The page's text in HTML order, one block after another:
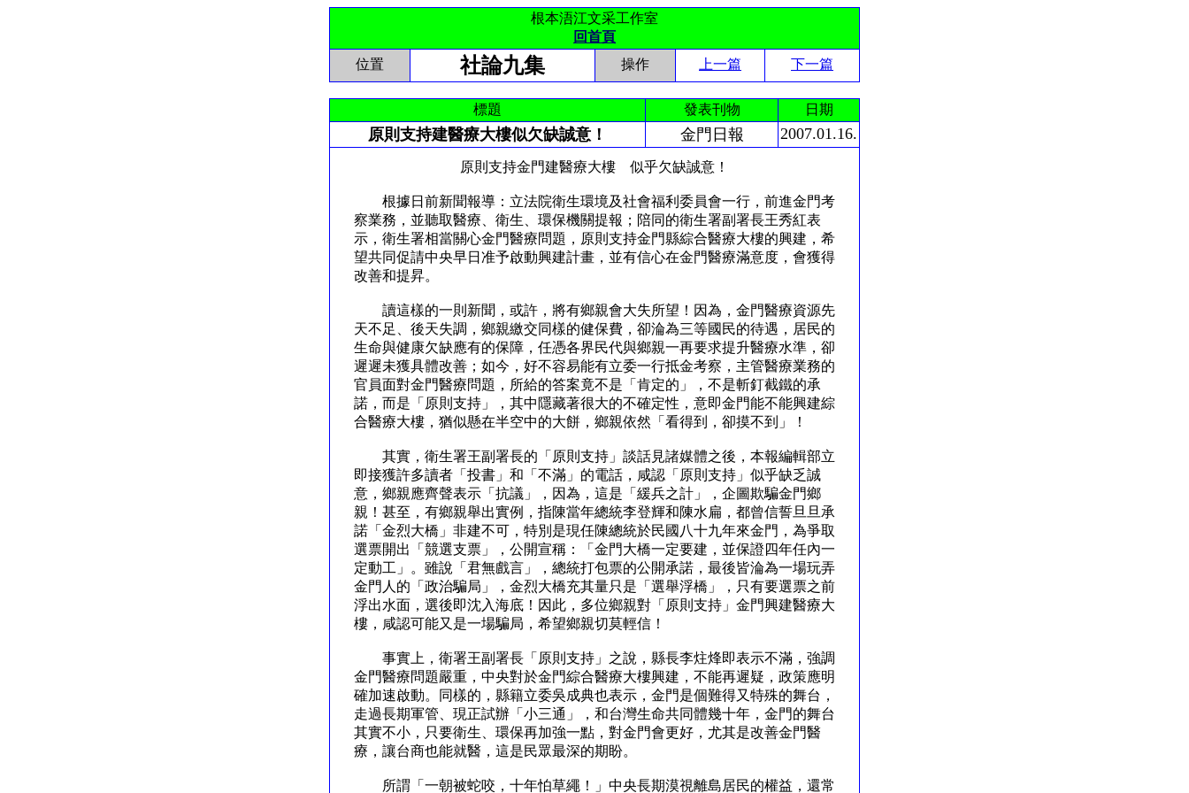
根本浯江文采工作室
回首頁
位置
社論九集 操作 上一篇 下一篇
標題 發表刊物 日期
原則支持建醫療大樓似欠缺誠意！ 金門日報 2007.01.16.
原則支持金門建醫療大樓 似乎欠缺誠意！
根據日前新聞報導：立法院衛生環境及社會福利委員會一行，前進金門考
察業務，並聽取醫療、衛生、環保機關提報；陪同的衛生署副署長王秀紅表
示，衛生署相當關心金門醫療問題，原則支持金門縣綜合醫療大樓的興建，希
望共同促請中央早日准予啟動興建計畫，並有信心在金門醫療滿意度，會獲得
改善和提昇。
讀這樣的一則新聞，或許，將有鄉親會大失所望！因為，金門醫療資源先
天不足、後天失調，鄉親繳交同樣的健保費，卻淪為三等國民的待遇，居民的
生命與健康欠缺應有的保障，任憑各界民代與鄉親一再要求提升醫療水準，卻
遲遲未獲具體改善；如今，好不容易能有立委一行抵金考察，主管醫療業務的
官員面對金門醫療問題，所給的答案竟不是「肯定的」，不是斬釘截鐵的承
諾，而是「原則支持」，其中隱藏著很大的不確定性，意即金門能不能興建綜
合醫療大樓，猶似懸在半空中的大餅，鄉親依然「看得到，卻摸不到」！
其實，衛生署王副署長的「原則支持」談話見諸媒體之後，本報編輯部立
即接獲許多讀者「投書」和「不滿」的電話，咸認「原則支持」似乎缺乏誠
意，鄉親應齊聲表示「抗議」，因為，這是「緩兵之計」，企圖欺騙金門鄉
親！甚至，有鄉親舉出實例，指陳當年總統李登輝和陳水扁，都曾信誓旦旦承
諾「金烈大橋」非建不可，特別是現任陳總統於民國八十九年來金門，為爭取
選票開出「競選支票」，公開宣稱：「金門大橋一定要建，並保證四年任內一
定動工」。雖說「君無戲言」，總統打包票的公開承諾，最後皆淪為一場玩弄
金門人的「政治騙局」，金烈大橋充其量只是「選舉浮橋」，只有要選票之前
浮出水面，選後即沈入海底！因此，多位鄉親對「原則支持」金門興建醫療大
樓，咸認可能又是一場騙局，希望鄉親切莫輕信！
事實上，衛署王副署長「原則支持」之說，縣長李炷烽即表示不滿，強調
金門醫療問題嚴重，中央對於金門綜合醫療大樓興建，不能再遲疑，政策應明
確加速啟動。同樣的，縣籍立委吳成典也表示，金門是個難得又特殊的舞台，
走過長期軍管、現正試辦「小三通」，和台灣生命共同體幾十年，金門的舞台
其實不小，只要衛生、環保再加強一點，對金門會更好，尤其是改善金門醫
療，讓台商也能就醫，這是民眾最深的期盼。
所謂「一朝被蛇咬，十年怕草繩！」中央長期漠視離島居民的權益，還常